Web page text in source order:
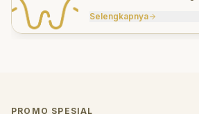
effectively.
Selengkapnya
PROMO SPESIAL